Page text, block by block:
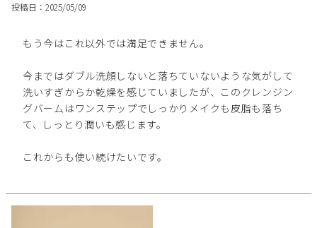
投稿日 2025/05/09
もう今はこれ以外では満足できません。
今まではダブル洗顔しないと落ちていないような気がして
洗いすぎからか乾燥を感じていましたが、このクレンジン
グバームはワンステップでしっかりメイクも皮脂も落ち
て、しっとり潤いも感じます。
これからも使い続けたいです。